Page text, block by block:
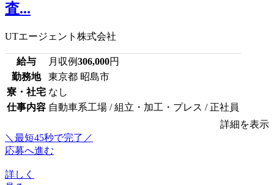
査...
UTエージェント株式会社
給与 月収例306,000円
勤務地
東京都 昭島市
寮・社宅 なし
仕事内容 自動車系工場 / 組立・加工・プレス / 正社員
詳細を表示
＼最短45秒で完了／
応募へ進む
詳しく